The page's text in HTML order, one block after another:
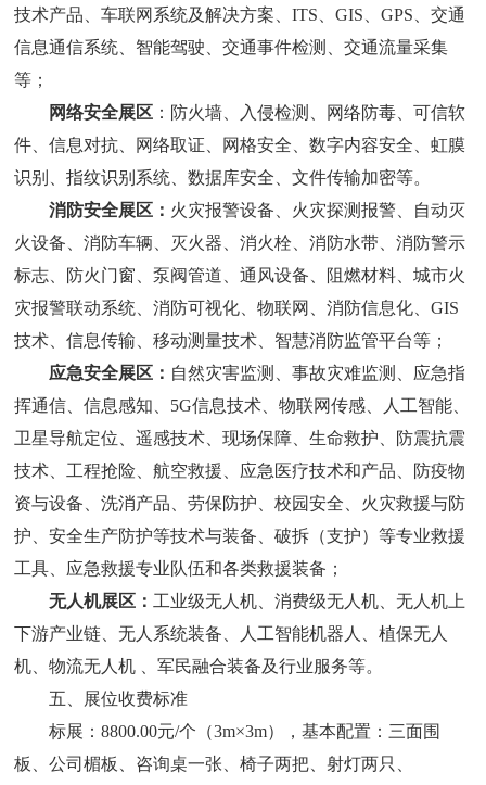
技术产品、车联网系统及解决方案、ITS、GIS、GPS、交通
信息通信系统、智能驾驶、交通事件检测、交通流量采集
等；
网络安全展区 ：防火墙、入侵检测、网络防毒 、可信软
件、信息对抗、网络取证、网格安全、数字内容安全、虹膜
识别、指纹识别系统、数据库安全、文件传输加密等。
消防安全展区 ： 火灾报警设备、火灾探测报警、自动灭
火设备、消防车辆、灭火器、消火栓、消防水带、消防警示
标志、防火门窗、泵阀管道、通风设备、阻燃材料、城市火
灾报警联动系统、消防可视化、物联网、消防信息化、GIS
技术、信息传输、移动测量技术、智慧消防监管平台等；
应急安全展区 ： 自然灾害监测、事故灾难监测、应急指
挥通信、信息感知、 5G信息技术、物联网传感、人工智能、
卫星导航定位、遥感技术、现场保障、生命救护、防震抗震
技术、工程抢险、航空救援、应急医疗技术和产品、防疫物
资与设备、洗消产品、劳保防护、校园安全、火灾救援与防
护、安全生产防护等技术与装备、破拆（支护）等专业救援
工具、应急救援专业队伍和各类救援装备 ；
无人机展区 ： 工业级无人机、消费级无人机、无人机上
下游产业链、无人系统装备、人工智能机器人、植保无人
机、物流无人机
、军民融合装备及行业服务等。
五、展位收费标准
标展：8800.00元/个（3m×3m），基本配置：三面围
板、公司楣板、咨询桌一张、椅子两把、射灯两只、